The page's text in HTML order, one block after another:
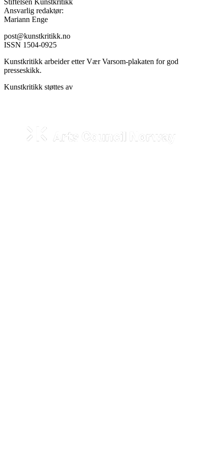
Stiftelsen Kunstkritikk
Ansvarlig redaktør:
Mariann Enge
post@kunstkritikk.no
ISSN 1504-0925
Kunstkritikk arbeider etter Vær Varsom-plakaten for god
presseskikk.
Kunstkritikk støttes av